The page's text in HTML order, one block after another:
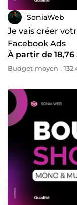
SoniaWeb
Je vais créer
Facebook Ads
À partir de 18,76
Budget moyen :